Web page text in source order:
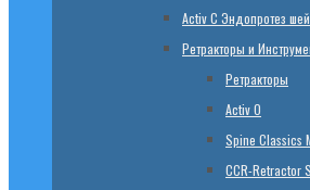
Activ C Эндопротез
Ретракторы и
Ретракторы
Activ O
Spine Classics
CСR-Retractor